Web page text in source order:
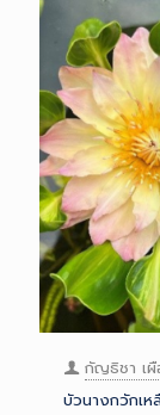
กัญธิชา เ
บัวนางกวักเ